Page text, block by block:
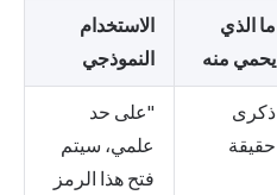
ما الذي
يحمي منه
الاستخدام
النموذجي
ذكرى
حقيقة
"على حد
علمي، سيتم
فتح هذا الرمز